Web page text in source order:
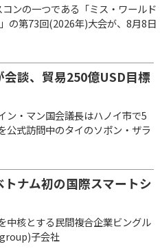
ンの一つである「ミス・ワールド
の第73回(2026年)大会が、8月8日
談、貿易250億USD目標
ン・マン国会議長はハノイ市で5
公式訪問中のタイのソポン・ザラ
ナム初の国際スマートシ
中核とする民間複合企業ビングル
子会社